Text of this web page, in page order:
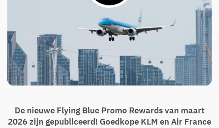
De nieuwe Flying Blue Promo Rewards van maart
2026 zijn gepubliceerd! Goedkope KLM en Air France